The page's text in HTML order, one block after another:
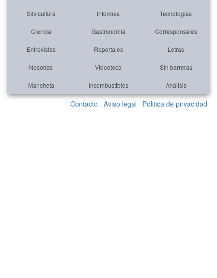
Silvicultura Informes Tecnologías
Ciencia Gastronomía Corresponsales
Entrevistas Reportajes Letras
Nosotras Videoteca Sin barreras
Mancheta Incombustibles Análisis
Contacto Aviso legal Politica de privacidad